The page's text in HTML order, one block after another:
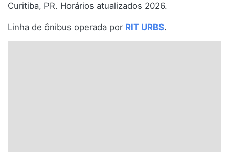
Curitiba, PR. Horários atualizados 2026.
Linha de ônibus operada por RIT URBS.